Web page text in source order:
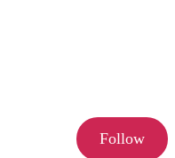
Follow